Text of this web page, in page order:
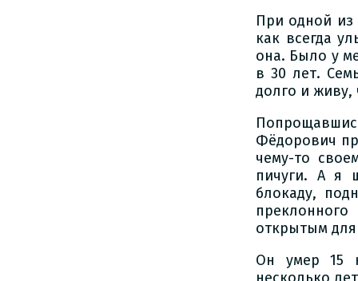
При одной из
как всегда
она. Было у
в 30 лет.
долго и живу,
Фёдорович
чему-то
пичуги. А я
блокаду,
открытым
Он умер 15